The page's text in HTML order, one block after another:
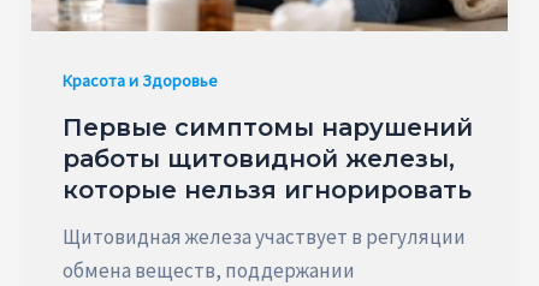
Красота и Здоровье
Первые симптомы нарушений
работы щитовидной железы,
которые нельзя игнорировать
Щитовидная железа участвует в регуляции
обмена веществ, поддержании